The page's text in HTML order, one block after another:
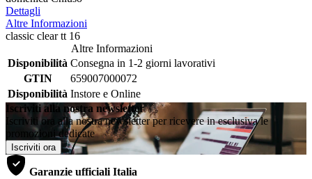
Dettagli
Altre Informazioni
classic clear tt 16
Altre Informazioni
Disponibilità Consegna in 1-2 giorni lavorativi
GTIN
659007000072
Disponibilità Instore e Online
Iscriviti alla nostra newsletter
Iscriviti ora alla nostra newsletter per ricevere in esclusiva le
promozioni dedicate
Iscriviti ora
Garanzie ufficiali Italia